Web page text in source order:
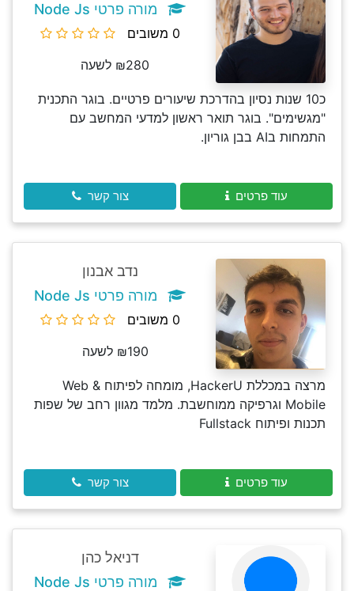
מורה פרטי Node Js
0 משובים
₪280 לשעה
כ10 שנות נסיון בהדרכת שיעורים פרטיים. בוגר התכנית
"מגשימים". בוגר תואר ראשון למדעי המחשב עם
התמחות בAI בבן גוריון.
עוד פרטים צור קשר
נדב אבנון
מורה פרטי Node Js
0 משובים
₪190 לשעה
מרצה במכללת HackerU, מומחה לפיתוח Web &
Mobile וגרפיקה ממוחשבת. מלמד מגוון רחב של שפות
תכנות ופיתוח Fullstack
עוד פרטים צור קשר
דניאל כהן
מורה פרטי Node Js